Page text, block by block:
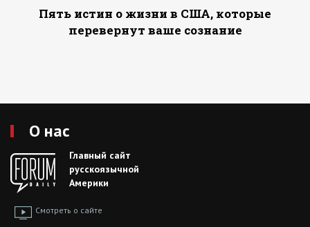
Пять истин о жизни в США, которые
перевернут ваше сознание
О нас
Главный сайт
русскоязычной
Америки
Смотреть о сайте